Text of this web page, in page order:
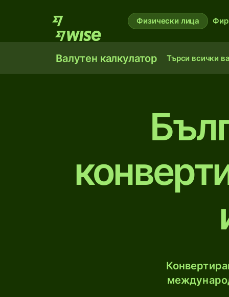
Физически лица
Валутен калкулатор Търси всички